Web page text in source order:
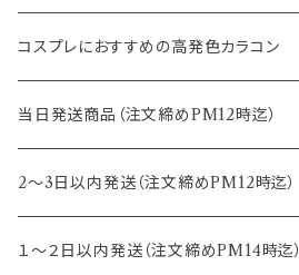
14.5mm
15.0mm
14.4mm
13.0mm
13.2mm
13.3mm
13.4mm
8.7mm
8.8mm
8.5mm
エバーカラー
エヌズコレクション
トパーズ
キャンディーマジック
コスプレにおすすめの高発色カラコン
当日発送商品（注文締めPM12時迄）
2～3日以内発送（注文締めPM12時迄）
１～２日以内発送（注文締めPM14時迄）